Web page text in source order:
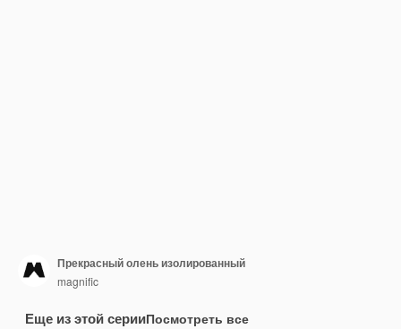
Прекрасный олень изолированный
magnific
Еще из этой серииПосмотреть все